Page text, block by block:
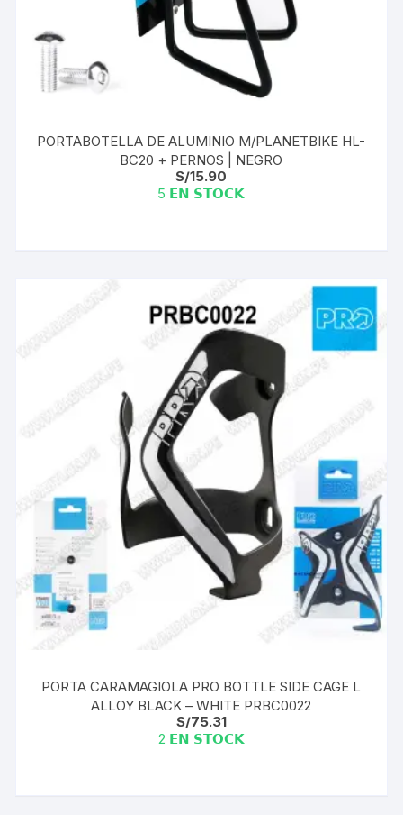
PORTABOTELLA DE ALUMINIO M/PLANETBIKE HL-
BC20 + PERNOS | NEGRO
S/15.90
5 𝗘𝗡 𝗦𝗧𝗢𝗖𝗞
PORTA CARAMAGIOLA PRO BOTTLE SIDE CAGE L
ALLOY BLACK – WHITE PRBC0022
S/75.31
2 𝗘𝗡 𝗦𝗧𝗢𝗖𝗞